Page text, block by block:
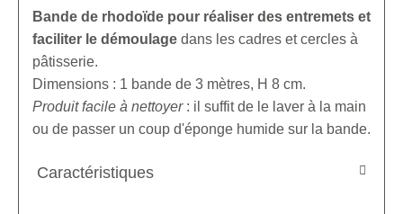
Bande de rhodoïde pour réaliser des entremets et
faciliter le démoulage dans les cadres et cercles à
pâtisserie.
Dimensions : 1 bande de 3 mètres, H 8 cm.
Produit facile à nettoyer : il suffit de le laver à la main
ou de passer un coup d'éponge humide sur la bande.
Caractéristiques